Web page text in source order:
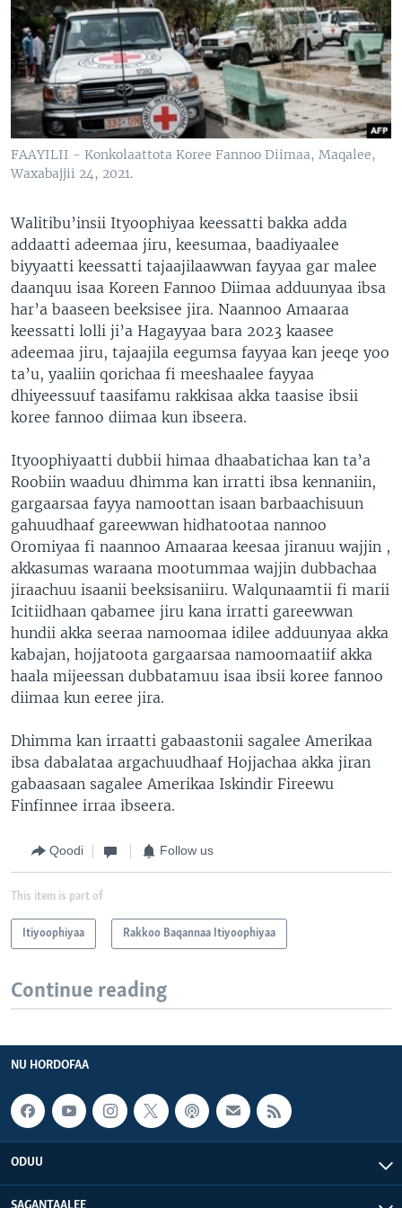
FAAYILII - Konkolaattota Koree Fannoo Diimaa, Maqalee,
Waxabajjii 24, 2021.
Walitibu’insii Ityoophiyaa keessatti bakka adda
addaatti adeemaa jiru, keesumaa, baadiyaalee
biyyaatti keessatti tajaajilaawwan fayyaa gar malee
daanquu isaa Koreen Fannoo Diimaa adduunyaa ibsa
har’a baaseen beeksisee jira. Naannoo Amaaraa
keessatti lolli ji’a Hagayyaa bara 2023 kaasee
adeemaa jiru, tajaajila eegumsa fayyaa kan jeeqe yoo
ta’u, yaaliin qorichaa fi meeshaalee fayyaa
dhiyeessuuf taasifamu rakkisaa akka taasise ibsii
koree fannoo diimaa kun ibseera.
Ityoophiyaatti dubbii himaa dhaabatichaa kan ta’a
Roobiin waaduu dhimma kan irratti ibsa kennaniin,
gargaarsaa fayya namoottan isaan barbaachisuun
gahuudhaaf gareewwan hidhatootaa nannoo
Oromiyaa fi naannoo Amaaraa keesaa jiranuu wajjin ,
akkasumas waraana mootummaa wajjin dubbachaa
jiraachuu isaanii beeksisaniiru. Walqunaamtii fi marii
Icitiidhaan qabamee jiru kana irratti gareewwan
hundii akka seeraa namoomaa idilee adduunyaa akka
kabajan, hojjatoota gargaarsaa namoomaatiif akka
haala mijeessan dubbatamuu isaa ibsii koree fannoo
diimaa kun eeree jira.
Dhimma kan irraatti gabaastonii sagalee Amerikaa
ibsa dabalataa argachuudhaaf Hojjachaa akka jiran
gabaasaan sagalee Amerikaa Iskindir Fireewu
Finfinnee irraa ibseera.
Qoodi Follow us
This item is part of
Itiyoophiyaa Rakkoo Baqannaa Itiyoophiyaa
Continue reading
NU HORDOFAA
ODUU